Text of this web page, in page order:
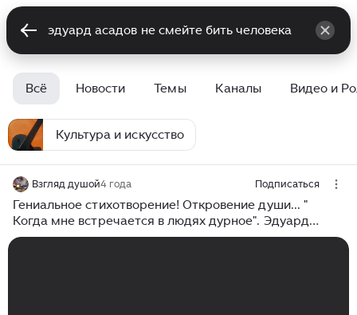
Всё Новости Темы Каналы Видео и
Культура и искусство
Взгляд душой4 года Подписаться
Гениальное стихотворение! Откровение души... "
Когда мне встречается в людях дурное". Эдуард
Асадов